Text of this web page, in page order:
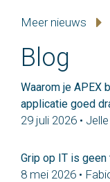
Meer nieuws
Blog
Waarom je APEX
applicatie goed
29 juli 2026 •
Grip op IT is
8 mei 2026 •